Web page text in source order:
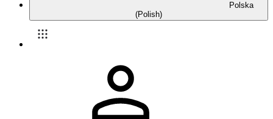
Polska
(Polish)